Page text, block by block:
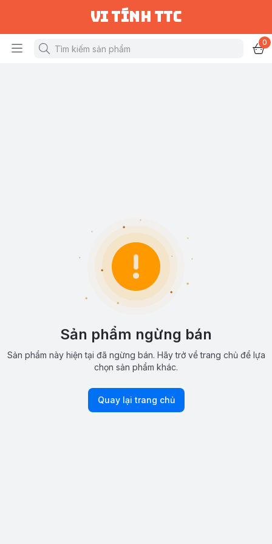
vi tính ttc
0
Sản phẩm ngừng bán
Sản phẩm này hiện tại đã ngừng bán. Hãy trở về trang chủ để lựa
chọn sản phẩm khác.
Quay lại trang chủ